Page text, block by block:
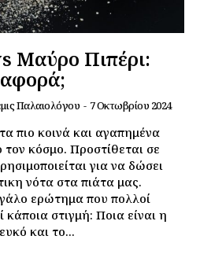
Μαύρο Πιπέρι:
Παλαιολόγου - 7 Οκτωβρίου 2024
πιο κοινά και αγαπημένα
κόσμο. Προστίθεται σε
για να δώσει
νότα στα πιάτα μας.
ερώτημα που πολλοί
κάποια στιγμή: Ποια είναι η
και το...